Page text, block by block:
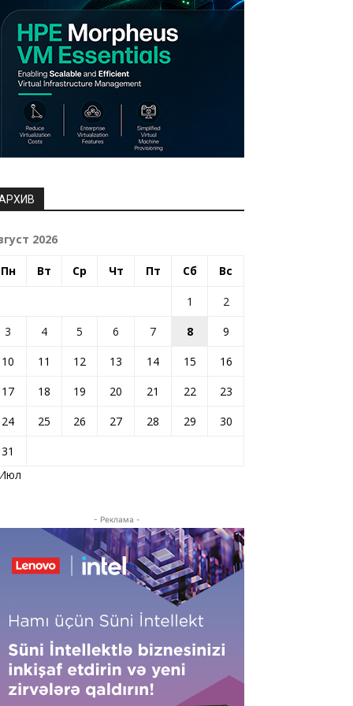
2026
Пн Вт Ср Чт Пт Сб Вс
1
2
3
4 5 6 7 8
9
10
11 12 13 14 15
16
17
18 19 20 21 22
23
24
25 26 27 28 29
30
31
- Реклама -